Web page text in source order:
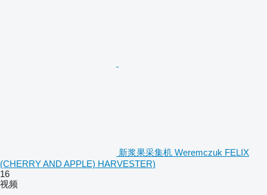
新浆果采集机 Weremczuk FELIX
(CHERRY AND APPLE) HARVESTER)
16
视频